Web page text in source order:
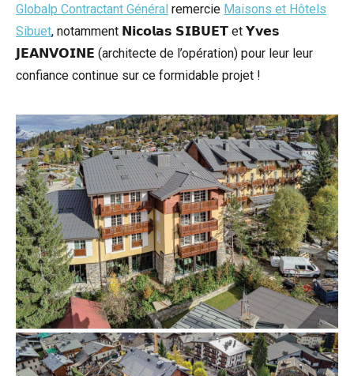
Globalp Contractant Général remercie Maisons et Hôtels
Sibuet, notamment 𝗡𝗶𝗰𝗼𝗹𝗮𝘀 𝗦𝗜𝗕𝗨𝗘𝗧 et 𝗬𝘃𝗲𝘀
𝗝𝗘𝗔𝗡𝗩𝗢𝗜𝗡𝗘 (architecte de l’opération) pour leur leur
confiance continue sur ce formidable projet !